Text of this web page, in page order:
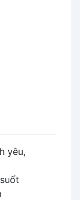
yêu,